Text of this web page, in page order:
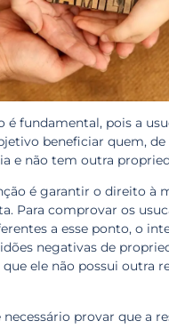
é fundamental, pois a
beneficiar quem,
e não tem outra
é garantir o direito à
Para comprovar os
a esse ponto, o
negativas de
ele não possui outra
necessário provar que a